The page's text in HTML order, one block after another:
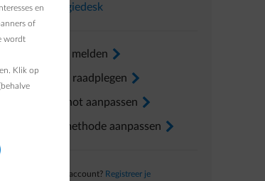
InEnergiedesk
Verhuis melden arrow-right
Factuur raadplegen arrow-right
Voorschot aanpassen arrow-right
Betaalmethode aanpassen arrow-right
Nog geen account? Registreer je
en
of
wordt
Klik op